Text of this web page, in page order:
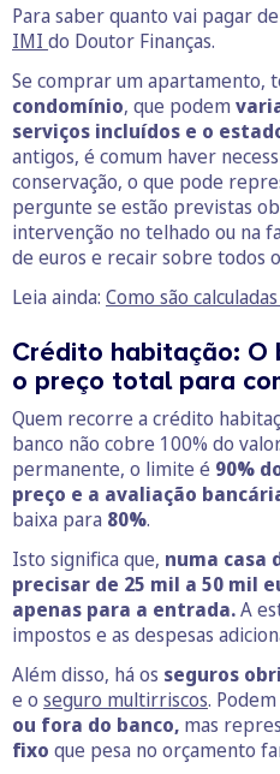
Para saber quanto vai pagar
IMI do Doutor Finanças.
Se comprar um apartamento,
condomínio, que podem
serviços incluídos e o
antigos, é comum haver
conservação, o que pode
pergunte se estão previstas
intervenção no telhado ou na
de euros e recair sobre todos
Leia ainda: Como são
Crédito habitação: O
o preço total para
Quem recorre a crédito
banco não cobre 100% do
permanente, o limite é 90%
preço e a avaliação
baixa para 80%.
Isto significa que, numa casa
precisar de 25 mil a 50 mil
apenas para a entrada.A
impostos e as despesas
Além disso, há os seguros
e o seguro multirriscos.
ou fora do banco, mas
fixo que pesa no orçamento